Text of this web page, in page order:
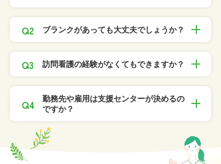
ブランクがあっても大丈夫でしょうか？
訪問看護の経験がなくてもできますか？
勤務先や雇用は支援センターが決めるの
ですか？